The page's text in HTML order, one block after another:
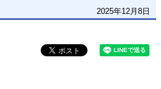
2025年12月8日